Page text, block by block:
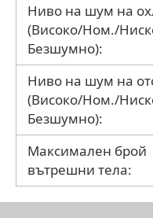
Ниво на шум на
(Високо/Ном./
Безшумно):
Ниво на шум на
(Високо/Ном./
Безшумно):
Максимален брой
вътрешни тела: